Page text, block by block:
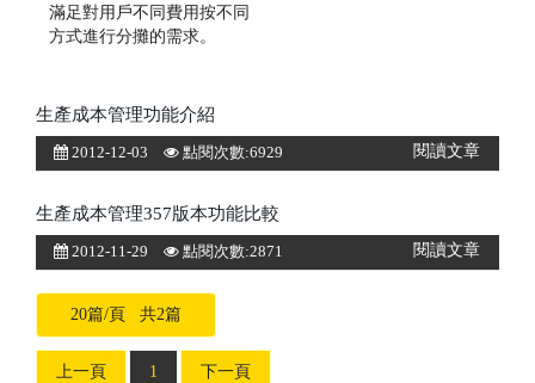
滿足對用戶不同費用按不同
方式進行分攤的需求。
生產成本管理功能介紹
2012-12-03 點閱次數:6929 閱讀文章
生產成本管理357版本功能比較
2012-11-29 點閱次數:2871 閱讀文章
20篇/頁 共2篇
上一頁 1 下一頁